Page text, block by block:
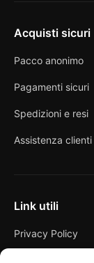
Acquisti sicuri
Pacco anonimo
Pagamenti sicuri
Spedizioni e resi
Assistenza clienti
Link utili
Privacy Policy